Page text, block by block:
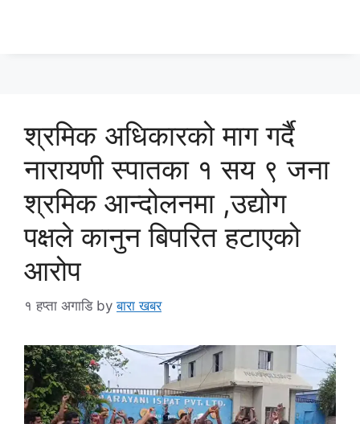
श्रमिक अधिकारको माग गर्दै
नारायणी स्पातका १ सय ९ जना
श्रमिक आन्दोलनमा ,उद्योग
पक्षले कानुन बिपरित हटाएको
आरोप
१ हप्ता अगाडि byबारा खबर